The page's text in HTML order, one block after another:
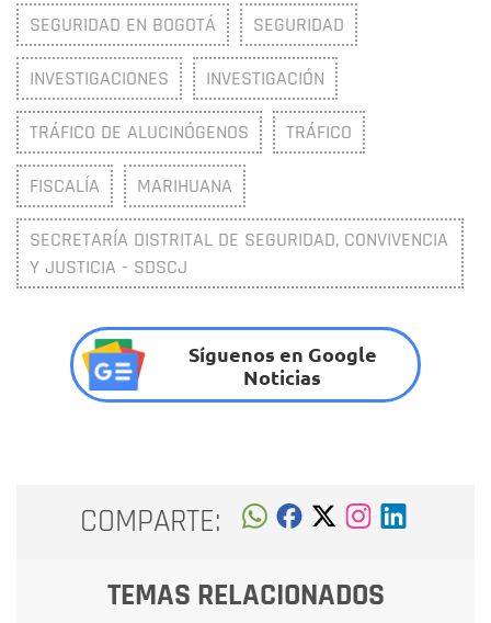
SEGURIDAD EN BOGOTÁ SEGURIDAD
INVESTIGACIONES INVESTIGACIÓN
TRÁFICO DE ALUCINÓGENOS TRÁFICO
FISCALÍA MARIHUANA
SECRETARÍA DISTRITAL DE SEGURIDAD, CONVIVENCIA
Y JUSTICIA - SDSCJ
Síguenos en Google
Noticias
COMPARTE:
TEMAS RELACIONADOS